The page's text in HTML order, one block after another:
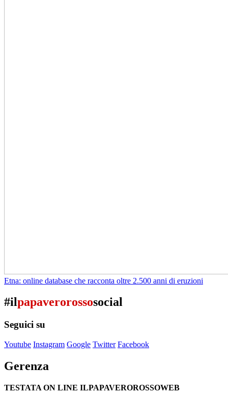
Etna: online database che racconta oltre 2.500 anni di eruzioni
#ilpapaverorossosocial
Seguici su
Youtube Instagram Google Twitter Facebook
Gerenza
TESTATA ON LINE ILPAPAVEROROSSOWEB